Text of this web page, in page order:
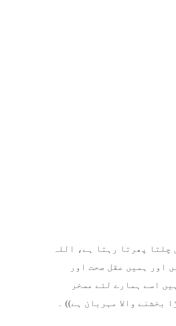
پھرتا رہتا ہے، اللہ
اور ہمیں عقل صحت اور
اسے ہمارے لئے مسخر
والا مہربان ہے)) ۔